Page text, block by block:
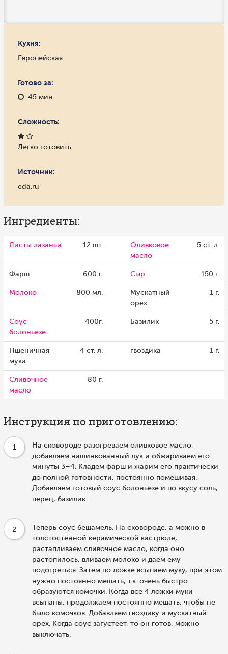
Кухня:
Европейская
Готово за:
45 мин.
Сложность:
Легко готовить
Источник:
eda.ru
Ингредиенты:
Листы лазаньи 12 шт.
Оливковое
масло
5 ст. л.
Фарш 600 г. Сыр 150 г.
Молоко 800 мл.
Мускатный
орех
1 г.
Соус
болоньезе
400г. Базилик 5 г.
Пшеничная
мука
4 ст. л. гвоздика 1 г.
Сливочное
масло
80 г.
Инструкция по приготовлению:
1
На сковороде разогреваем оливковое масло,
добавляем нашинкованный лук и обжариваем его
минуты 3–4. Кладем фарш и жарим его практически
до полной готовности, постоянно помешивая.
Добавляем готовый соус болоньезе и по вкусу соль,
перец, базилик.
2
Теперь соус бешамель. На сковороде, а можно в
толстостенной керамической кастрюле,
растапливаем сливочное масло, когда оно
растопилось, вливаем молоко и даем ему
подогреться. Затем по ложке всыпаем муку, при этом
нужно постоянно мешать, т.к. очень быстро
образуются комочки. Когда все 4 ложки муки
всыпаны, продолжаем постоянно мешать, чтобы не
было комочков. Добавляем гвоздику и мускатный
орех. Когда соус загустеет, то он готов, можно
выключать.